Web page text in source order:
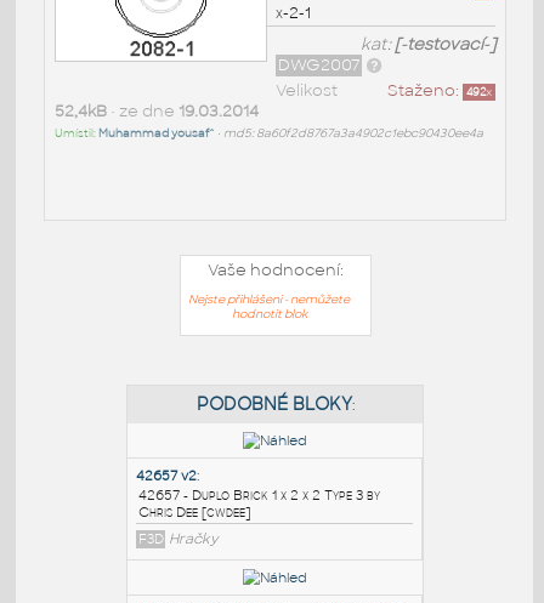
x-2-1
kat:[-testovací-]
DWG2007
Staženo: 492x
Velikost
52,4kB• ze dne 19.03.2014
Umístil: Muhammad yousaf^ • md5: 8a60f2d8767a3a4902c1ebc90430ee4a
Vaše hodnocení:
Nejste přihlášeni - nemůžete
hodnotit blok
PODOBNÉ BLOKY